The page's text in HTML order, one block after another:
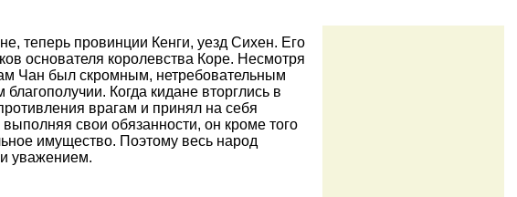
теперь провинции Кенги, уезд Сихен. Его
основателя королевства Коре. Несмотря
Чан был скромным, нетребовательным
Когда кидане вторглись в
врагам и принял на себя
свои обязанности, он кроме того
имущество. Поэтому весь народ
уважением.